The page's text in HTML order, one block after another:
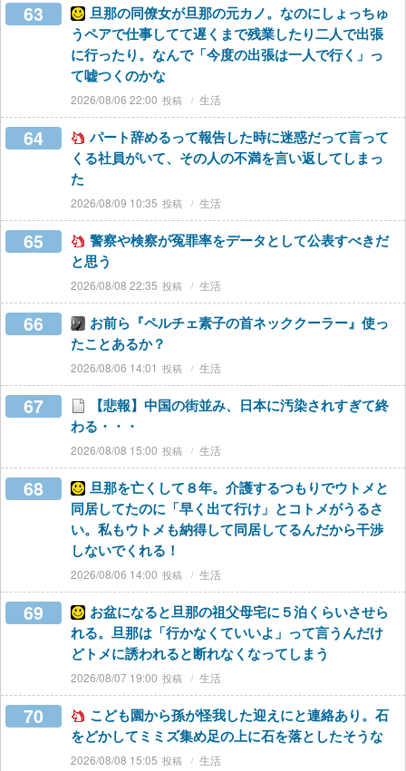
63
旦那の同僚女が旦那の元カノ。なのにしょっちゅ
うペアで仕事してて遅くまで残業したり二人で出張
に行ったり。なんで「今度の出張は一人で行く」っ
て嘘つくのかな
2026/08/06 22:00 生活
64
パート辞めるって報告した時に迷惑だって言って
くる社員がいて、その人の不満を言い返してしまっ
た
2026/08/09 10:35 生活
65
警察や検察が冤罪率をデータとして公表すべきだ
と思う
2026/08/08 22:35 生活
66
お前ら『ペルチェ素子の首ネッククーラー』使っ
たことあるか？
2026/08/06 14:01 生活
67
【悲報】中国の街並み、日本に汚染されすぎて終
わる・・・
2026/08/08 15:00 生活
68
旦那を亡くして８年。介護するつもりでウトメと
同居してたのに「早く出て行け」とコトメがうるさ
い。私もウトメも納得して同居してるんだから干渉
しないでくれる！
2026/08/06 14:00 生活
69
お盆になると旦那の祖父母宅に５泊くらいさせら
れる。旦那は「行かなくていいよ」って言うんだけ
どトメに誘われると断れなくなってしまう
2026/08/07 19:00 生活
70
こども園から孫が怪我した迎えにと連絡あり。石
をどかしてミミズ集め足の上に石を落としたそうな
2026/08/08 15:05 生活